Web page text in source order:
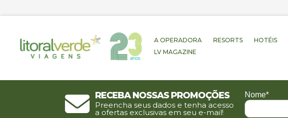
A OPERADORA RESORTS HOTÉIS
LV MAGAZINE
Receba nossas promoções
Preencha seus dados e tenha acesso
a ofertas exclusivas em seu e-mail!
Nome*